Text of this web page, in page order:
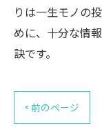
りは一生モノの
めに、十分な情
訣です。
< 前のページ